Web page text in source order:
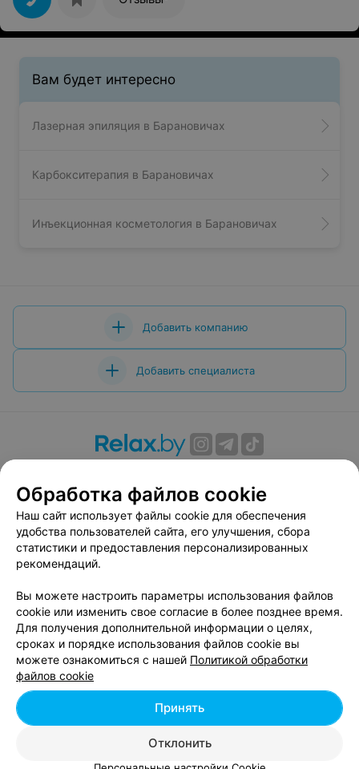
(галеотерапии), ради вас вернулись бы сюда ещё раз!
Спасибо огромное всем!
Вам будет интересно
Лазерная эпиляция в Барановичах
Карбокситерапия в Барановичах
Инъекционная косметология в Барановичах
Добавить компанию
Добавить специалиста
Вакансии
Публичный договор
Способы оплаты
Публичный договор по использованию сервиса
«Афиша»
Пользовательское соглашение
Связаться по вопросам сотрудничества
Написать руководителю relax.by
Персональные настройки cookie
Обработка персональных данных
© 2026 ООО «Артокс Лаб», УНП 191700409, регистрирующий орган -
| 220012, Республика Беларусь, г. Минск,
Обработка файлов cookie
Наш сайт использует файлы cookie для обеспечения
удобства пользователей сайта, его улучшения, сбора
статистики и предоставления персонализированных
рекомендаций.
Вы можете настроить параметры использования файлов
cookie или изменить свое согласие в более позднее время.
Для получения дополнительной информации о целях,
сроках и порядке использования файлов cookie вы
можете ознакомиться с нашей Политикой обработки
файлов cookie
Отклонить
Принять